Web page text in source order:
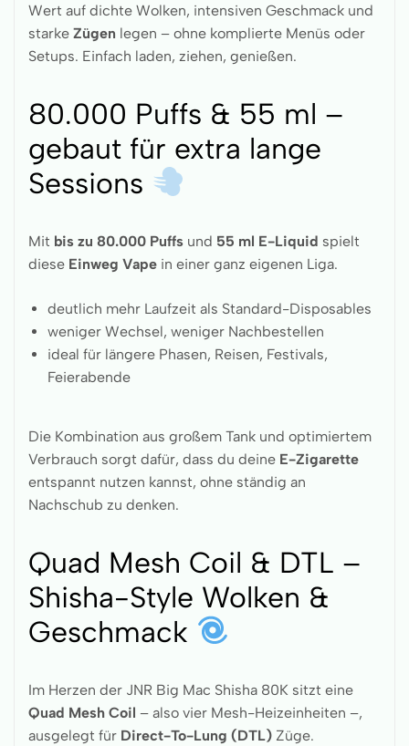
Wert auf dichte Wolken, intensiven Geschmack und
starke Zügen legen – ohne komplierte Menüs oder
Setups. Einfach laden, ziehen, genießen.
80.000 Puffs & 55 ml –
gebaut für extra lange
Sessions
Mit bis zu 80.000 Puffs und 55 ml E-Liquid spielt
diese Einweg Vape in einer ganz eigenen Liga.
deutlich mehr Laufzeit als Standard-Disposables
weniger Wechsel, weniger Nachbestellen
ideal für längere Phasen, Reisen, Festivals,
Feierabende
Die Kombination aus großem Tank und optimiertem
Verbrauch sorgt dafür, dass du deine E-Zigarette
entspannt nutzen kannst, ohne ständig an
Nachschub zu denken.
Quad Mesh Coil & DTL –
Shisha-Style Wolken &
Geschmack
Im Herzen der JNR Big Mac Shisha 80K sitzt eine
Quad Mesh Coil – also vier Mesh-Heizeinheiten –,
ausgelegt für Direct-To-Lung (DTL) Züge.